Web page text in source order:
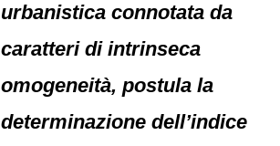
urbanistica connotata da
caratteri di intrinseca
omogeneità, postula la
determinazione dell’indice